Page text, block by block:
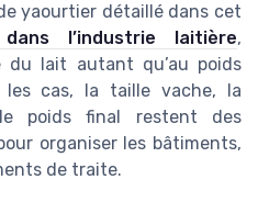
yaourtier détaillé dans cet
l’industrie laitière,
du lait autant qu’au poids
les cas, la taille vache, la
poids final restent des
organiser les bâtiments,
de traite.